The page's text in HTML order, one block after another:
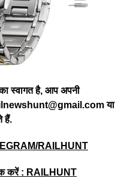
स्वागत है, आप अपनी
या
हैं.
RAILHUNT
करें: RAILHUNT